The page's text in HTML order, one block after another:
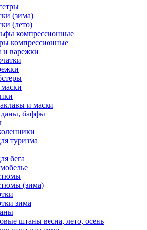
(зима)
(лето)
компрессионные
компрессионные
и варежки
и маски
баффы
туризма
бега
(зима)
зима
штаны весна, лето, осень